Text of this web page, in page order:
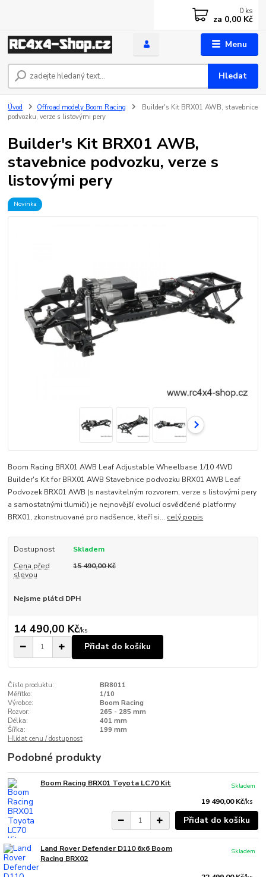
Menu
Hledat
0 ks
za 0,00 Kč
Úvod Offroad modely Boom Racing
Builder's Kit BRX01 AWB, stavebnice
podvozku, verze s listovými pery
Builder's Kit BRX01 AWB,
stavebnice podvozku, verze s
listovými pery
Novinka
Boom Racing BRX01 AWB Leaf Adjustable Wheelbase 1/10 4WD
Builder's Kit for BRX01 AWB Stavebnice podvozku BRX01 AWB Leaf
Podvozek BRX01 AWB (s nastavitelným rozvorem, verze s listovými pery
a samostatnými tlumiči) je nejnovější evolucí osvědčené platformy
BRX01, zkonstruované pro nadšence, kteří si... celý popis
Dostupnost
Skladem
Cena před
slevou
15 490,00 Kč
Nejsme plátci DPH
14 490,00 Kč/ks
Přidat do košíku
Číslo produktu:
BR8011
Měřítko:
1/10
Výrobce:
Boom Racing
Rozvor:
265 - 285 mm
Délka:
401 mm
Šířka:
199 mm
Hlídat cenu / dostupnost
Podobné produkty
Boom Racing BRX01 Toyota LC70 Kit
19 490,00 Kč/ks
Skladem
Přidat do košíku
Land Rover Defender D110 6x6 Boom
Racing BRX02
Skladem